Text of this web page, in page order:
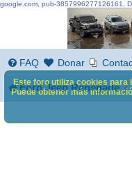
google.com, pub-3857996277126161,
FAQ Donar
Foro Jeep Renegade
Este foro utiliza cookies para
Puede obtener más